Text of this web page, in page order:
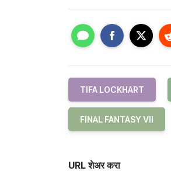
TIFA LOCKHART
FINAL FANTASY VII
URL शेअर करा